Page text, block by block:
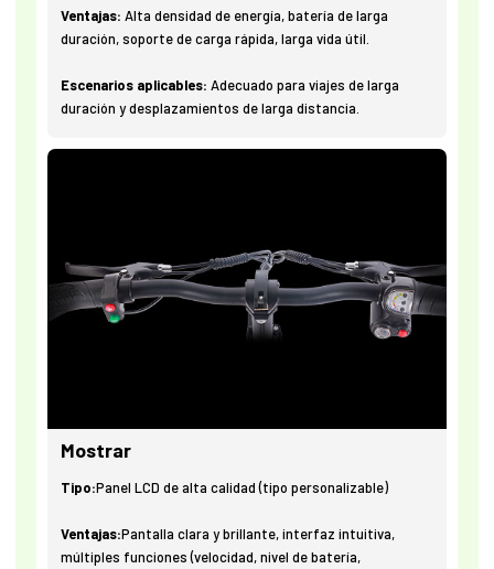
Ventajas: Alta densidad de energía, batería de larga
duración, soporte de carga rápida, larga vida útil.
Escenarios aplicables: Adecuado para viajes de larga
duración y desplazamientos de larga distancia.
Mostrar
Tipo:Panel LCD de alta calidad (tipo personalizable)
Ventajas:Pantalla clara y brillante, interfaz intuitiva,
múltiples funciones (velocidad, nivel de batería,